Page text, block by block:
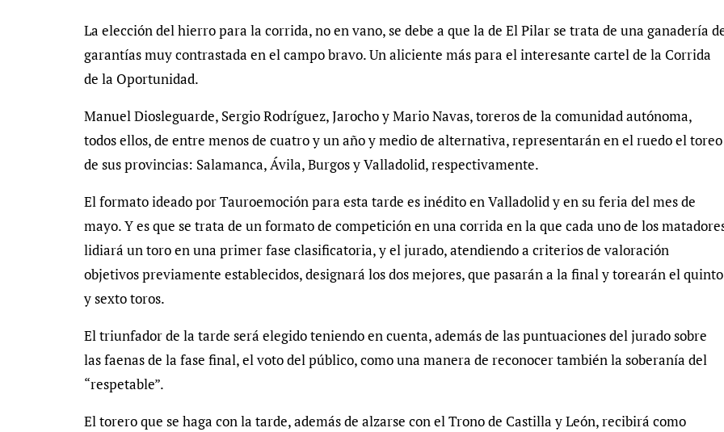
La elección del hierro para la corrida, no en vano, se debe a que la de El Pilar se trata de una ganadería
garantías muy contrastada en el campo bravo. Un aliciente más para el interesante cartel de la Corrida
de la Oportunidad.
Manuel Diosleguarde, Sergio Rodríguez, Jarocho y Mario Navas, toreros de la comunidad autónoma,
todos ellos, de entre menos de cuatro y un año y medio de alternativa, representarán en el ruedo el toreo
de sus provincias: Salamanca, Ávila, Burgos y Valladolid, respectivamente.
El formato ideado por Tauroemoción para esta tarde es inédito en Valladolid y en su feria del mes de
mayo. Y es que se trata de un formato de competición en una corrida en la que cada uno de los
lidiará un toro en una primer fase clasificatoria, y el jurado, atendiendo a criterios de valoración
objetivos previamente establecidos, designará los dos mejores, que pasarán a la final y torearán el quinto
y sexto toros.
El triunfador de la tarde será elegido teniendo en cuenta, además de las puntuaciones del jurado sobre
las faenas de la fase final, el voto del público, como una manera de reconocer también la soberanía del
“respetable”.
El torero que se haga con la tarde, además de alzarse con el Trono de Castilla y León, recibirá como